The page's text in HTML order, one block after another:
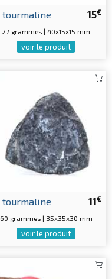
15€
tourmaline
27 grammes | 40x15x15 mm
voir le produit
11€
tourmaline
60 grammes | 35x35x30 mm
voir le produit